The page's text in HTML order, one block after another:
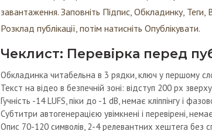
завантаження. Заповніть Підпис, Обкладинку, Теги,
Розклад публікації, потім натисніть Опублікувати.
Чеклист: Перевірка перед
Обкладинка читабельна в 3 рядки, ключ у першому
Текст на відео в безпечній зоні: відступ 200 px зверху
Гучність -14 LUFS, піки до -1 dB, немає кліппінгу і
Субтитри автогенерацією увімкнені і перевірені,
Опис 70-120 символів, 2-4 релевантних хештега без